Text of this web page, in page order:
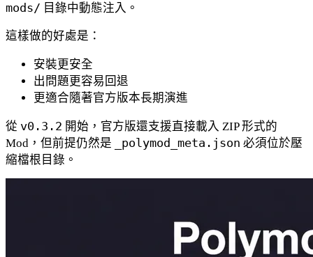
mods/ 目錄中動態注入。
這樣做的好處是：
安裝更安全
出問題更容易回退
更適合隨著官方版本長期演進
從 v0.3.2 開始，官方版還支援直接載入 ZIP 形式的
Mod，但前提仍然是
_polymod_meta.json 必須位於壓
縮檔根目錄。